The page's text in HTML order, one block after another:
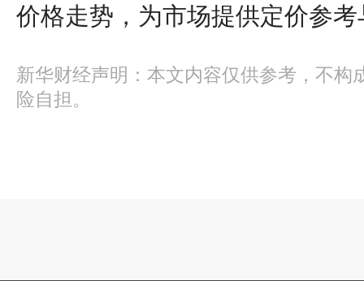
价格走势，为市场提供定价参
新华财经声明：本文内容仅供参考，不构
险自担。